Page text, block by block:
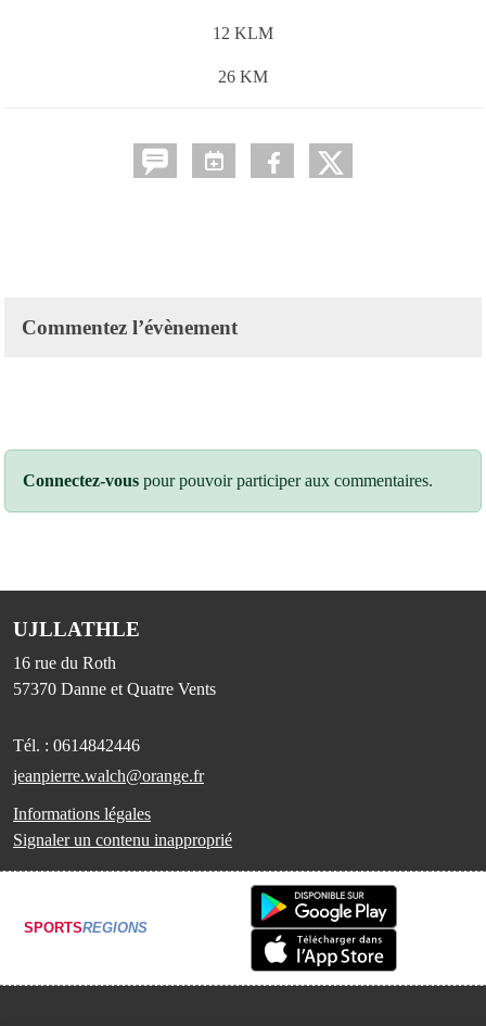
12 KLM
26 KM
Commentez l’évènement
Connectez-vous pour pouvoir participer aux commentaires.
UJLLATHLE
16 rue du Roth
57370 Danne et Quatre Vents
Tél. : 0614842446
jeanpierre.walch@orange.fr
Informations légales
Signaler un contenu inapproprié
SPORTSREGIONS